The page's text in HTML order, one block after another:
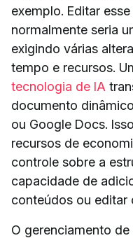
exemplo. Editar
normalmente seria
exigindo várias
tempo e recursos.
tecnologia de IA
documento
ou Google Docs.
recursos de
controle sobre a
capacidade de
conteúdos ou editar
O gerenciamento